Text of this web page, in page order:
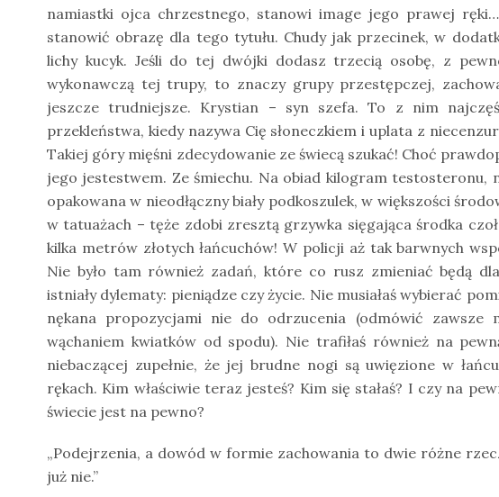
namiastki ojca chrzestnego, stanowi image jego prawej
stanowić obrazę dla tego tytułu. Chudy jak przecinek, w
lichy kucyk. Jeśli do tej dwójki dodasz trzecią osobę, z
wykonawczą tej trupy, to znaczy grupy przestępczej,
jeszcze trudniejsze. Krystian – syn szefa. To z nim
przekleństwa, kiedy nazywa Cię słoneczkiem i uplata z
Takiej góry mięśni zdecydowanie ze świecą szukać! Choć
jego jestestwem. Ze śmiechu. Na obiad kilogram testosteronu,
opakowana w nieodłączny biały podkoszulek, w większości
w tatuażach – tęże zdobi zresztą grzywka sięgająca środka
kilka metrów złotych łańcuchów! W policji aż tak barwnych
Nie było tam również zadań, które co rusz zmieniać będą
istniały dylematy: pieniądze czy życie. Nie musiałaś wybierać
nękana propozycjami nie do odrzucenia (odmówić zawsze
wąchaniem kwiatków od spodu). Nie trafiłaś również na
niebaczącej zupełnie, że jej brudne nogi są uwięzione w
rękach. Kim właściwie teraz jesteś? Kim się stałaś? I czy na
świecie jest na pewno?
„Podejrzenia, a dowód w formie zachowania to dwie różne
już nie.”